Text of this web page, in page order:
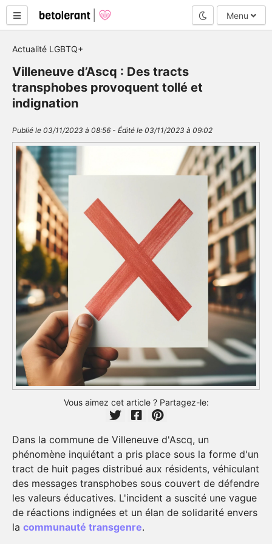
Mode nuit
Menu
Actualité LGBTQ+
Villeneuve d’Ascq : Des tracts
transphobes provoquent tollé et
indignation
Publié le 03/11/2023 à 08:56 - Édité le 03/11/2023 à 09:02
Vous aimez cet article ? Partagez-le:
Dans la commune de Villeneuve d'Ascq, un
phénomène inquiétant a pris place sous la forme d'un
tract de huit pages distribué aux résidents, véhiculant
des messages transphobes sous couvert de défendre
les valeurs éducatives. L'incident a suscité une vague
de réactions indignées et un élan de solidarité envers
la communauté transgenre.